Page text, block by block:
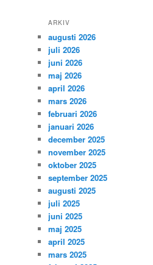
ARKIV
augusti 2026
juli 2026
juni 2026
maj 2026
april 2026
mars 2026
februari 2026
januari 2026
december 2025
november 2025
oktober 2025
september 2025
augusti 2025
juli 2025
juni 2025
maj 2025
april 2025
mars 2025